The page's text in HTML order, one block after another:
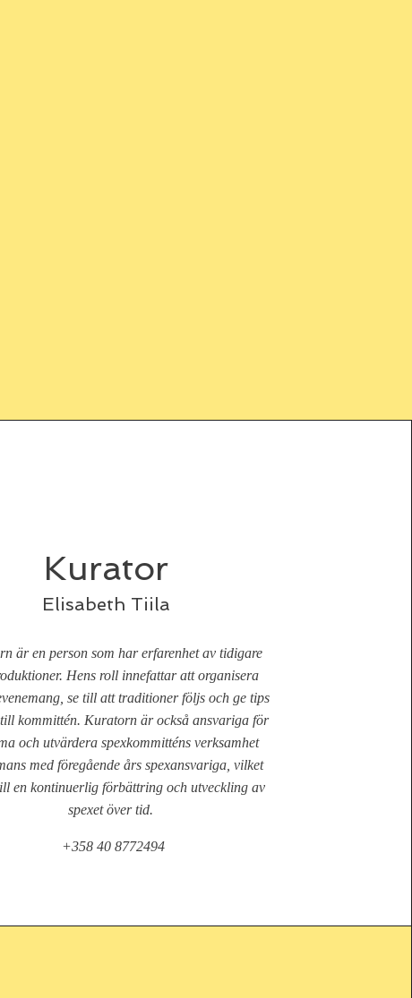
Kurator
Elisabeth Tiila
är en person som har erfarenhet av tidigare
Hens roll innefattar att organisera
se till att traditioner följs och ge tips
kommittén. Kuratorn är också ansvariga för
och utvärdera spexkommitténs verksamhet
med föregående års spexansvariga, vilket
en kontinuerlig förbättring och utveckling av
spexet över tid.
+358 40 8772494